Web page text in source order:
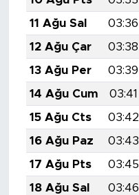
11 Ağu Sal
03:36
12 Ağu Çar
03:38
13 Ağu Per
03:39
14 Ağu Cum
03:41
15 Ağu Cts
03:42
16 Ağu Paz
03:43
17 Ağu Pts
03:45
18 Ağu Sal
03:46